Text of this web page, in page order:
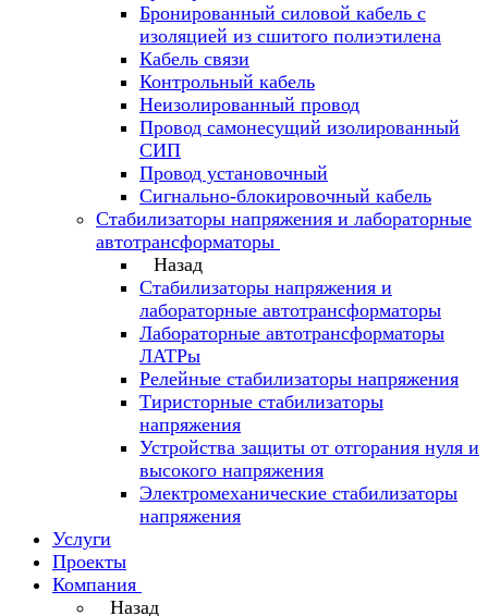
Бронированный силовой кабель с
изоляцией из сшитого полиэтилена
Кабель связи
Контрольный кабель
Неизолированный провод
Провод самонесущий изолированный
СИП
Провод установочный
Сигнально-блокировочный кабель
Стабилизаторы напряжения и лабораторные
автотрансформаторы
Назад
Стабилизаторы напряжения и
лабораторные автотрансформаторы
Лабораторные автотрансформаторы
ЛАТРы
Релейные стабилизаторы напряжения
Тиристорные стабилизаторы
напряжения
Устройства защиты от отгорания нуля и
высокого напряжения
Электромеханические стабилизаторы
напряжения
Услуги
Проекты
Компания
Назад